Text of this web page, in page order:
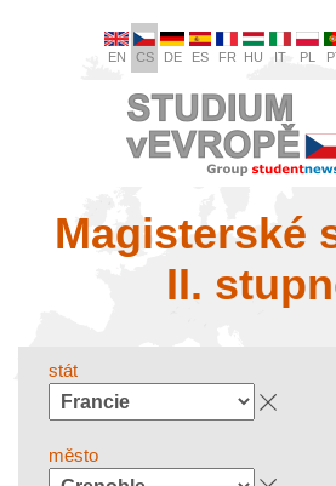
EN CS DE ES FR HU IT PL
Magisterské
II.
stát
město